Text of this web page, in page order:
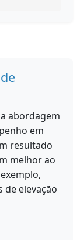
abordagem
em
resultado
melhor ao
elevação